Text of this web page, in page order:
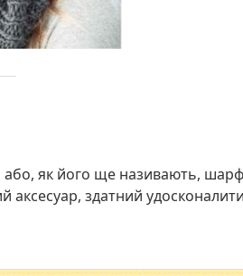
або, як його ще називають,
аксесуар, здатний